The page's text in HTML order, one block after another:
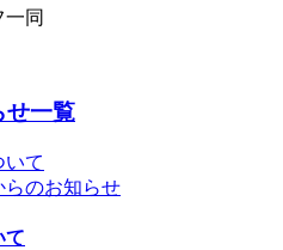
同
せ一覧
らのお知らせ
て